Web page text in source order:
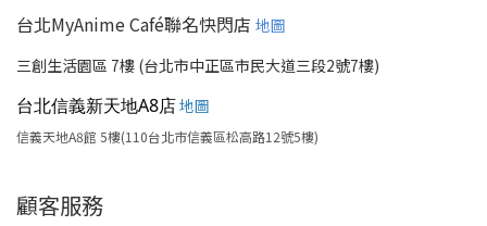
台北MyAnime Café聯名快閃店 地圖
三創生活園區 7樓 (台北市中正區市民大道三段2號7樓)
台北信義新天地A8店地圖
信義天地A8館 5樓(110台北市信義區松高路12號5樓)
顧客服務